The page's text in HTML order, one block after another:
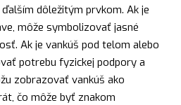
dôležitým prvkom. Ak je
môže symbolizovať jasné
Ak je vankúš pod telom alebo
potrebu fyzickej podpory a
zobrazovať vankúš ako
čo môže byť znakom